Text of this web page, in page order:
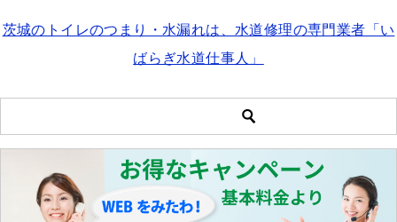
tt e c
b
o
茨城のトイレのつまり・水漏れは、水道修理の専門業者「い
ばらぎ水道仕事人」